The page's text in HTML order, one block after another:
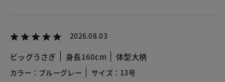
2026.08.03
ビッグうさぎ 身長160cm 体型大柄
カラー：ブルーグレー
サイズ：13号